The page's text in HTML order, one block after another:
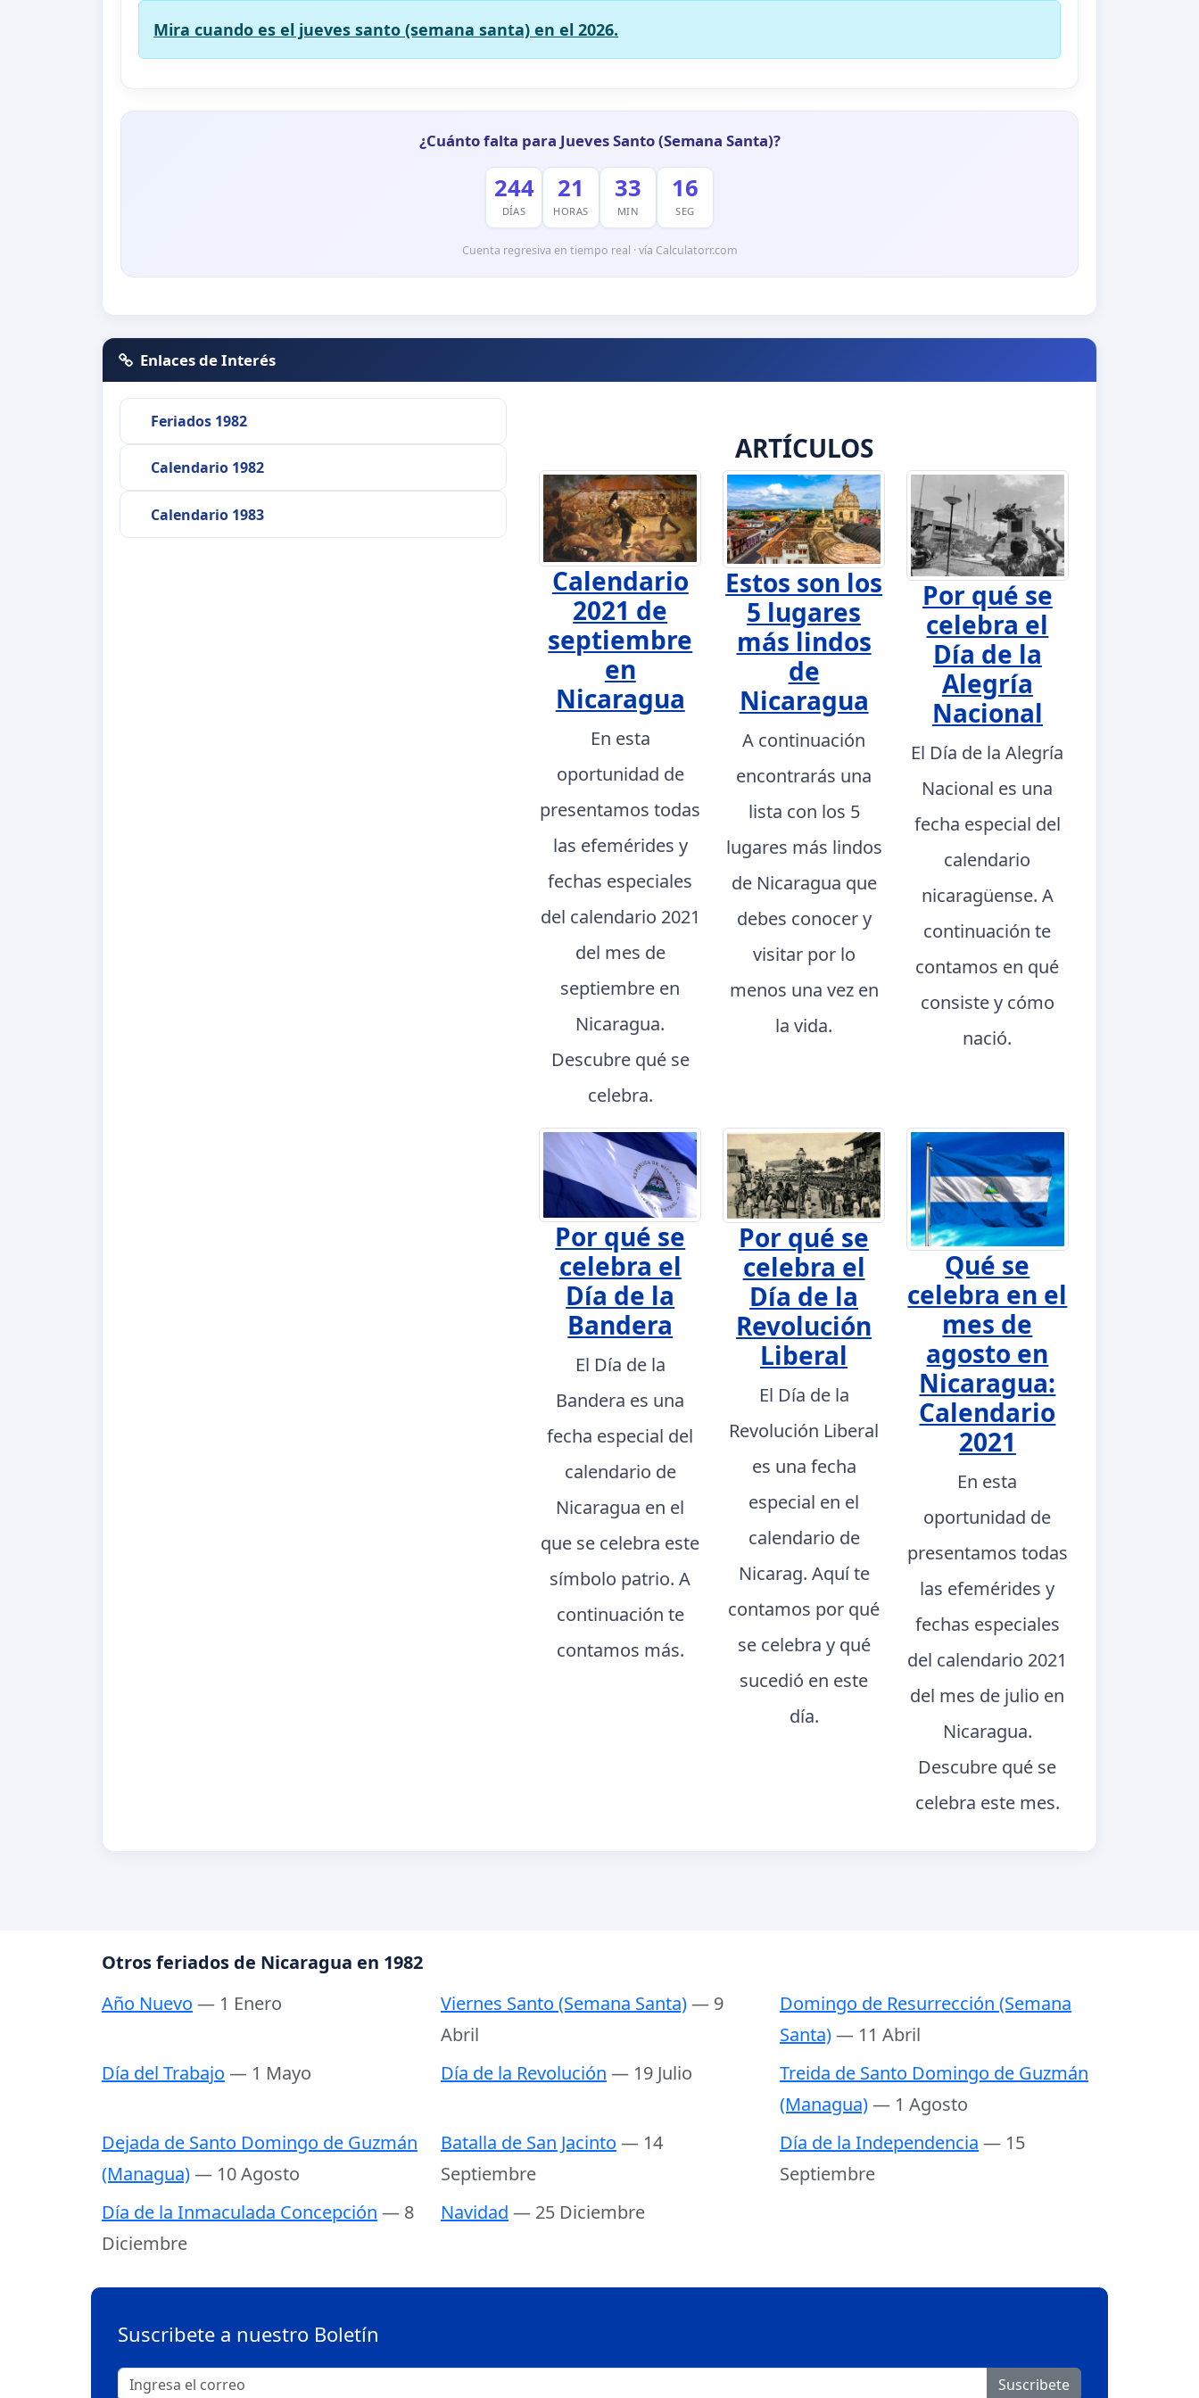
Mira cuando es el jueves santo (semana santa) en el 2026.
¿Cuánto falta para Jueves Santo (Semana Santa)?
244
DÍAS
21
HORAS
33
MIN
15
SEG
Cuenta regresiva en tiempo real · vía Calculatorr.com
Enlaces de Interés
Feriados 1982
Calendario 1982
Calendario 1983
ARTÍCULOS
Calendario
2021 de
septiembre
en
Nicaragua
En esta
oportunidad de
presentamos todas
las efemérides y
fechas especiales
del calendario 2021
del mes de
septiembre en
Nicaragua.
Descubre qué se
celebra.
Estos son los
5 lugares
más lindos
de
Nicaragua
A continuación
encontrarás una
lista con los 5
lugares más lindos
de Nicaragua que
debes conocer y
visitar por lo
menos una vez en
la vida.
Por qué se
celebra el
Día de la
Alegría
Nacional
El Día de la Alegría
Nacional es una
fecha especial del
calendario
nicaragüense. A
continuación te
contamos en qué
consiste y cómo
nació.
Por qué se
celebra el
Día de la
Bandera
El Día de la
Bandera es una
fecha especial del
calendario de
Nicaragua en el
que se celebra este
símbolo patrio. A
continuación te
contamos más.
Por qué se
celebra el
Día de la
Revolución
Liberal
El Día de la
Revolución Liberal
es una fecha
especial en el
calendario de
Nicarag. Aquí te
contamos por qué
se celebra y qué
sucedió en este
día.
Qué se
celebra en el
mes de
agosto en
Nicaragua:
Calendario
2021
En esta
oportunidad de
presentamos todas
las efemérides y
fechas especiales
del calendario 2021
del mes de julio en
Nicaragua.
Descubre qué se
celebra este mes.
Otros feriados de Nicaragua en 1982
Año Nuevo — 1 Enero Viernes Santo (Semana Santa)— 9
Abril
Domingo de Resurrección (Semana
Santa)— 11 Abril
Día del Trabajo — 1 Mayo Día de la Revolución — 19 Julio
Treida de Santo Domingo de Guzmán
(Managua)— 1 Agosto
Dejada de Santo Domingo de Guzmán
(Managua)— 10 Agosto
Batalla de San Jacinto — 14
Septiembre
Día de la Independencia — 15
Septiembre
Día de la Inmaculada Concepción — 8
Diciembre
Navidad — 25 Diciembre
Suscribete a nuestro Boletín
Suscribete